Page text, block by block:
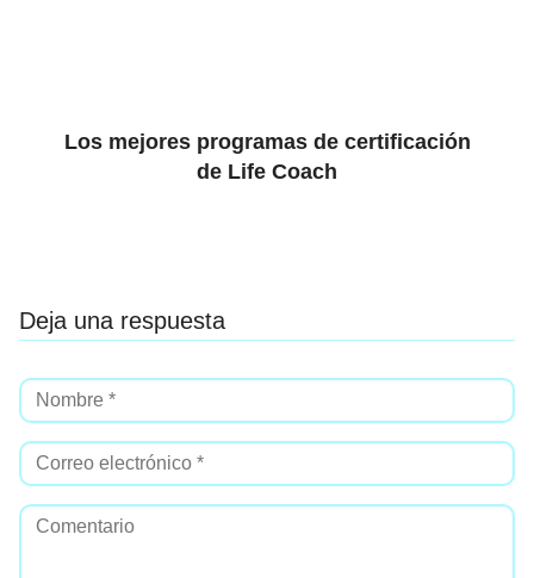
Los mejores programas de certificación
de Life Coach
Deja una respuesta